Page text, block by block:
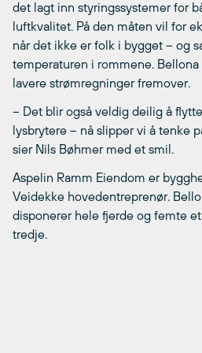
det lagt inn styringssystemer for
luftkvalitet. På den måten vil for
når det ikke er folk i bygget – og
temperaturen i rommene.
lavere strømregninger fremover.
– Det blir også veldig deilig å
lysbrytere – nå slipper vi å tenke
sier Nils Bøhmer med et smil.
Aspelin Ramm Eiendom er
Veidekke hovedentreprenør.
disponerer hele fjerde og femte
tredje.